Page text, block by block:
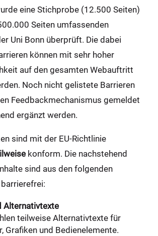
eine Stichprobe (12.500 Seiten)
Seiten umfassenden
Uni Bonn überprüft. Die dabei
können mit sehr hoher
auf den gesamten Webauftritt
Noch nicht gelistete Barrieren
Feedbackmechanismus gemeldet
ergänzt werden.
sind mit der EU-Richtlinie
konform. Die nachstehend
sind aus den folgenden
Alternativtexte
teilweise Alternativtexte für
Grafiken und Bedienelemente.